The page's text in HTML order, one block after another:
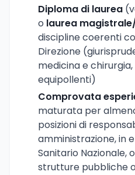
Diploma di laurea
o laurea
discipline coerenti
Direzione
medicina e
equipollenti)
Comprovata
maturata per
posizioni di
amministrazione, in
Sanitario Nazionale,
strutture pubbliche